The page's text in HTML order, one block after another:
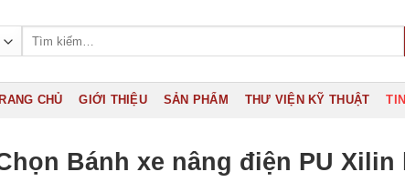
CHỦ GIỚI THIỆU SẢN PHẨM THƯ VIỆN KỸ THUẬT
Bánh xe nâng điện PU Xilin